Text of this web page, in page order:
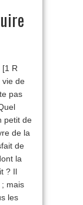
[1 R
vie de
pas
petit de
de la
de
la
? Il
; mais
les